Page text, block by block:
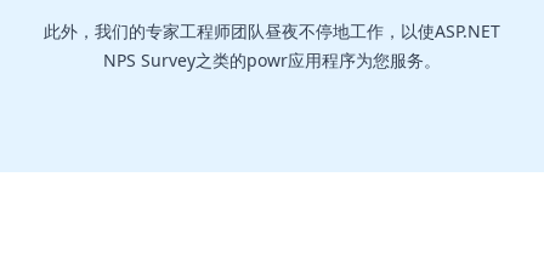
此外，我们的专家工程师团队昼夜不停地工作，以使ASP.NET
NPS Survey之类的powr应用程序为您服务。